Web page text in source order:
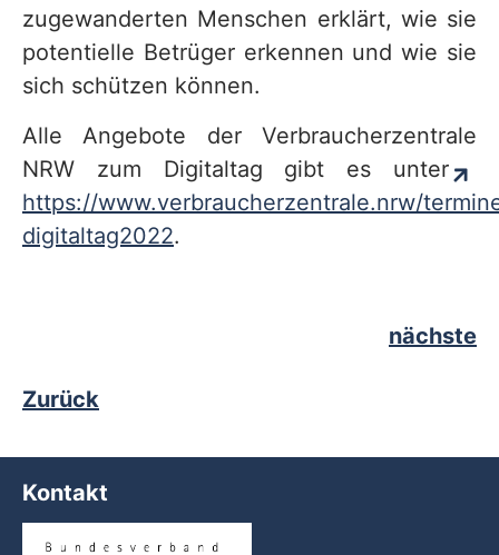
zugewanderten Menschen erklärt, wie sie
potentielle Betrüger erkennen und wie sie
sich schützen können.
Alle Angebote der Verbraucherzentrale
NRW zum Digitaltag gibt es unter
https://www.verbraucherzentrale.nrw/
digitaltag2022.
nächste
Zurück
Kontakt